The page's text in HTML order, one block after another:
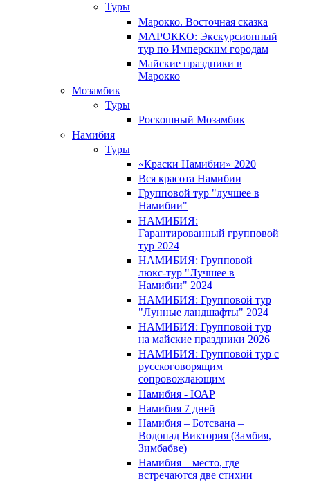
Туры
Марокко. Восточная сказка
МАРОККО: Экскурсионный
тур по Имперским городам
Майские праздники в
Марокко
Мозамбик
Туры
Роскошный Мозамбик
Намибия
Туры
«Краски Намибии» 2020
Вся красота Намибии
Групповой тур "лучшее в
Намибии"
НАМИБИЯ:
Гарантированный групповой
тур 2024
НАМИБИЯ: Групповой
люкс-тур "Лучшее в
Намибии" 2024
НАМИБИЯ: Групповой тур
"Лунные ландшафты" 2024
НАМИБИЯ: Групповой тур
на майские праздники 2026
НАМИБИЯ: Групповой тур с
русскоговорящим
сопровождающим
Намибия - ЮАР
Намибия 7 дней
Намибия – Ботсвана –
Водопад Виктория (Замбия,
Зимбабве)
Намибия – место, где
встречаются две стихии